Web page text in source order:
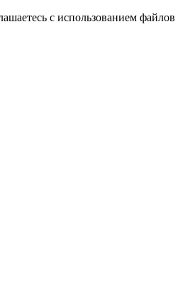
с использованием файлов